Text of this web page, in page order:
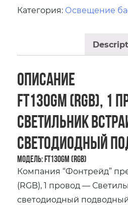
Категория: Освещение
Описание
FT130GM (RGB),
Светильник
светодиодный
Модель: FT130GM (RGB)
Компания “Фонтрейд”
(RGB), 1 провод —
светодиодный